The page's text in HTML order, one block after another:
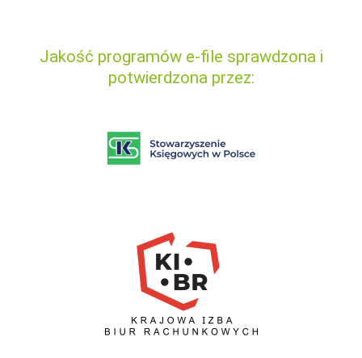
Jakość programów e-file sprawdzona i
potwierdzona przez: